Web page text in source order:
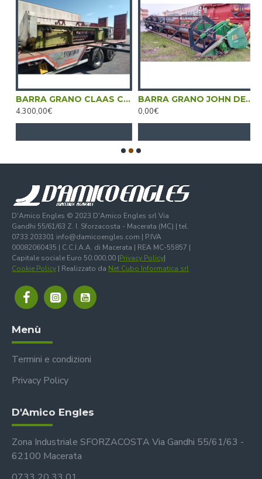
BARRA GRANO CLAAS C 450
4.300,00€
BARRA GRANO JOHN DEERE 600
0,00€
D'Amico Engles © 2023 D'Amico Engles srl Via
Gandhi 55/61/63 Z. I. Sforzacosta - Macerata (MC) | tel.
0733.203301 info@damicoengles.com | P.IVA
00082060435 | C.C.I.A.A. di Macerata | REA MC-55857 |
Capitale sociale Euro 50.000,00 |Privacy Policy|
Cookie Policy | Realizzato da Net Cubo Informatica srl
Menù
Termini e condizioni
Privacy Policy
D'Amico Engles
Zona Industriale SFORZACOSTA Via Gandhi 55/61/63 -
62100 Macerata